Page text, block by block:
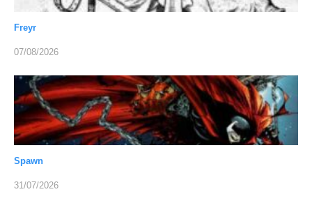
Freyr
07/08/2026
Spawn
31/07/2026